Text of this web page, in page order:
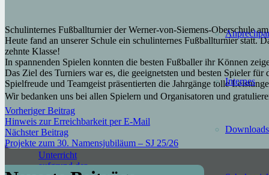
Internes
Downloads
Schulinternes Fußballturnier der Werner-von-Siemens-Oberschule
Heute fand an unserer Schule ein schulinternes Fußballturnier statt.
zehnte Klasse!
In spannenden Spielen konnten die besten Fußballer ihr Können
Das Ziel des Turniers war es, die geeignetsten und besten Spieler
Spielfreude und Teamgeist präsentierten die Jahrgänge tolle
Wir bedanken uns bei allen Spielern und Organisatoren und
Vorheriger Beitrag
Hinweis zur Erreichbarkeit per E-Mail
Nächster Beitrag
Projekte zum 30. Namensjubiläum – SJ 25/26
Neueste
Beiträge
Aktueller
Hinweis:
Verkürzter
Unterricht
aufgrund der